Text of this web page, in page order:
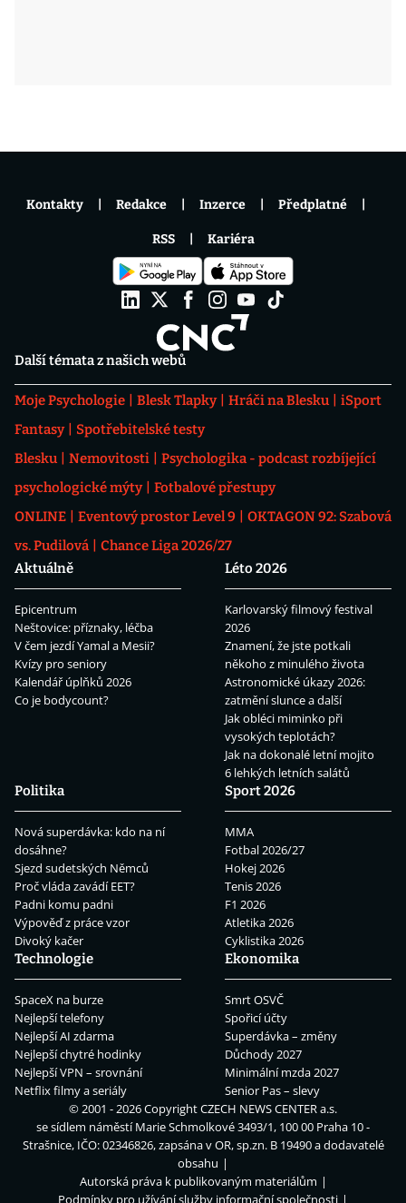
Další témata z našich webů
Moje Psychologie Blesk Tlapky Hráči na Blesku
iSport
Fantasy
Spotřebitelské testy
Blesku
Nemovitosti
Psychologika - podcast rozbíjející
psychologické mýty
Fotbalové přestupy
ONLINE
Eventový prostor Level 9
OKTAGON 92: Szabová
vs. Pudilová
Chance Liga 2026/27
Aktuálně
Epicentrum
Neštovice: příznaky, léčba
V čem jezdí Yamal a Mesii?
Kvízy pro seniory
Kalendář úplňků 2026
Co je bodycount?
Léto 2026
Karlovarský filmový festival
2026
Znamení, že jste potkali
někoho z minulého života
Astronomické úkazy 2026:
zatmění slunce a další
Jak obléci miminko při
vysokých teplotách?
Jak na dokonalé letní mojito
6 lehkých letních salátů
Politika
Nová superdávka: kdo na ní
dosáhne?
Sjezd sudetských Němců
Proč vláda zavádí EET?
Padni komu padni
Výpověď z práce vzor
Divoký kačer
Sport 2026
MMA
Fotbal 2026/27
Hokej 2026
Tenis 2026
F1 2026
Atletika 2026
Cyklistika 2026
Technologie
SpaceX na burze
Nejlepší telefony
Nejlepší AI zdarma
Nejlepší chytré hodinky
Nejlepší VPN – srovnání
Netflix filmy a seriály
Ekonomika
Smrt OSVČ
Spořicí účty
Superdávka – změny
Důchody 2027
Minimální mzda 2027
Senior Pas – slevy
Kontakty Redakce Inzerce Předplatné
RSS Kariéra
© 2001 - 2026 CopyrightCZECH NEWS CENTER a.s.
se sídlem náměstí Marie Schmolkové 3493/1, 100 00 Praha 10 -
Strašnice, IČO: 02346826, zapsána v OR, sp.zn. B 19490 a dodavatelé
obsahu
Autorská práva k publikovaným materiálům
Podmínky pro užívání služby informační společnosti